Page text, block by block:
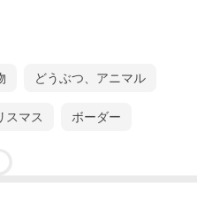
どうぶつ、アニマル
スマス ボーダー